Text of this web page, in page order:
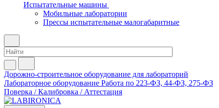
Испытательные машины
Мобильные лаборатории
Прессы испытательные малогабаритные
Дорожно-строительное оборудование для лабораторий
Лабораторное оборудование Работа по 223-ФЗ, 44-ФЗ, 275-ФЗ
Поверка / Калибровка / Аттестация